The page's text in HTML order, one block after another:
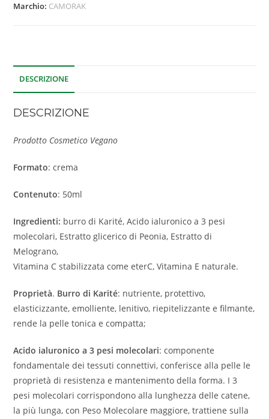
Marchio: CAMORAK
DESCRIZIONE
DESCRIZIONE
Prodotto Cosmetico Vegano
Formato: crema
Contenuto: 50ml
Ingredienti: burro di Karité, Acido ialuronico a 3 pesi
molecolari, Estratto glicerico di Peonia, Estratto di
Melograno,
Vitamina C stabilizzata come eterC, Vitamina E naturale.
Proprietà. Burro di Karité: nutriente, protettivo,
elasticizzante, emolliente, lenitivo, riepitelizzante e filmante,
rende la pelle tonica e compatta;
Acido ialuronico a 3 pesi molecolari: componente
fondamentale dei tessuti connettivi, conferisce alla pelle le
proprietà di resistenza e mantenimento della forma. I 3
pesi molecolari corrispondono alla lunghezza delle catene,
la più lunga, con Peso Molecolare maggiore, trattiene sulla